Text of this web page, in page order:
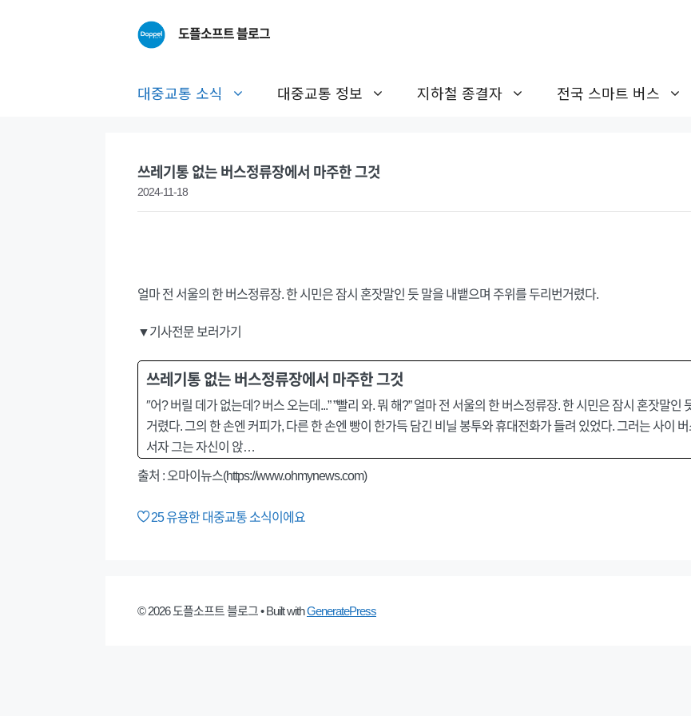
도플소프트 블로그
대중교통 소식 대중교통 정보 지하철 종결자 전국 스마트 버스
쓰레기통 없는 버스정류장에서 마주한 그것
2024-11-18
얼마 전 서울의 한 버스정류장. 한 시민은 잠시 혼잣말인 듯 말을 내뱉으며 주위를 두리번거렸다.
▼기사전문 보러가기
쓰레기통 없는 버스정류장에서 마주한 그것
″어? 버릴 데가 없는데? 버스 오는데...” ”빨리 와. 뭐 해?” 얼마 전 서울의 한 버스정류장. 한 시민은 잠시 혼잣말인
거렸다. 그의 한 손엔 커피가, 다른 한 손엔 빵이 한가득 담긴 비닐 봉투와 휴대전화가 들려 있었다. 그러는 사이
서자 그는 자신이 앉…
출처 : 오마이뉴스(https://www.ohmynews.com)
25유용한 대중교통 소식이에요
© 2026 도플소프트 블로그• Built withGeneratePress